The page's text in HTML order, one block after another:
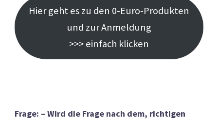
Hier geht es zu den 0-Euro-Produkten
und zur Anmeldung
>>> einfach klicken
Frage: – Wird die Frage nach dem, richtigen